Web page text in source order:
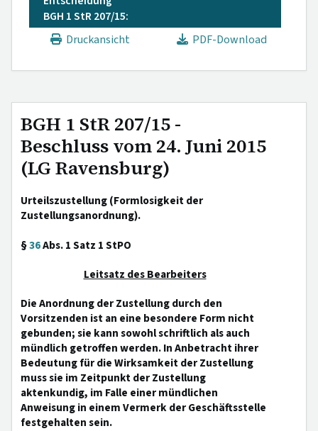
BGH 1 StR 207/15:
Druckansicht
PDF-Download
BGH 1 StR 207/15 -
Beschluss vom 24. Juni 2015
(LG Ravensburg)
Urteilszustellung (Formlosigkeit der
Zustellungsanordnung).
§36Abs. 1 Satz 1 StPO
Leitsatz des Bearbeiters
Die Anordnung der Zustellung durch den
Vorsitzenden ist an eine besondere Form nicht
gebunden; sie kann sowohl schriftlich als auch
mündlich getroffen werden. In Anbetracht ihrer
Bedeutung für die Wirksamkeit der Zustellung
muss sie im Zeitpunkt der Zustellung
aktenkundig, im Falle einer mündlichen
Anweisung in einem Vermerk der Geschäftsstelle
festgehalten sein.